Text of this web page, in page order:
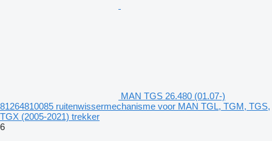
MAN TGS 26.480 (01.07-)
81264810085 ruitenwissermechanisme voor MAN TGL, TGM, TGS,
TGX (2005-2021) trekker
6